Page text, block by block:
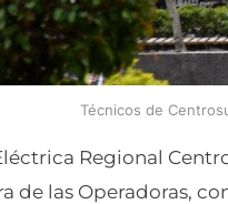
Técnicos de
Regional
de las Operadoras,